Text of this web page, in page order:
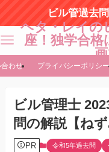
ビル管過去
ヘタ・レイの
座！独学合
わせ プライバシーポリシー
ビル管理士
問の解説【ね
PR 令和5年過去問